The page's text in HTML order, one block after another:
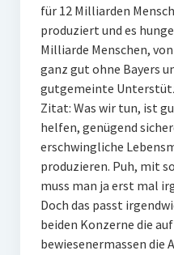
für 12 Milliarden
produziert und es
Milliarde Menschen,
ganz gut ohne Bayers
gutgemeinte
Zitat: Was wir tun, ist
helfen, genügend
erschwingliche
produzieren. Puh, mit
muss man ja erst mal
Doch das passt
beiden Konzerne die
bewiesenermassen